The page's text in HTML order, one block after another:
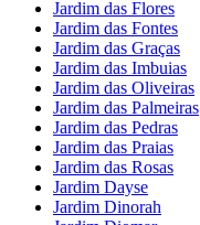
Jardim das Flores
Jardim das Fontes
Jardim das Graças
Jardim das Imbuias
Jardim das Oliveiras
Jardim das Palmeiras
Jardim das Pedras
Jardim das Praias
Jardim das Rosas
Jardim Dayse
Jardim Dinorah